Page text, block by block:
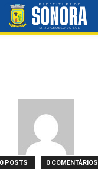
POSTS 0 COMENTÁRIOS